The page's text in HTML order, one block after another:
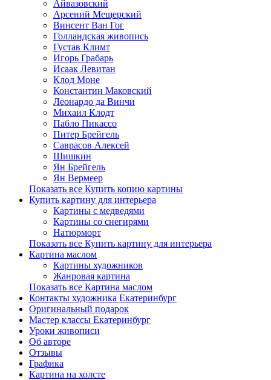
Айвазовский
Арсений Мещерский
Винсент Ван Гог
Голландская живопись
Густав Климт
Игорь Грабарь
Исаак Левитан
Клод Моне
Константин Маковский
Леонардо да Винчи
Михаил Клодт
Пабло Пикассо
Питер Брейгель
Саврасов Алексей
Шишкин
Ян Брейгель
Ян Вермеер
Показать все Купить копию картины
Купить картину для интерьера
Картины с медведями
Картины со снегирями
Натюрморт
Показать все Купить картину для интерьера
Картина маслом
Картины художников
Жанровая картина
Показать все Картина маслом
Контакты художника Екатеринбург
Оригинальный подарок
Мастер классы Екатеринбург
Уроки живописи
Об авторе
Отзывы
Графика
Картина на холсте